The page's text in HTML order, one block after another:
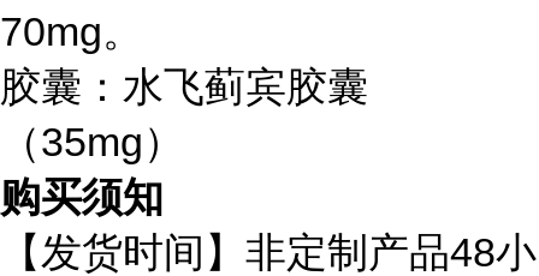
70mg。
胶囊：水飞蓟宾胶囊
（35mg）
购买须知
【发货时间】非定制产品48小